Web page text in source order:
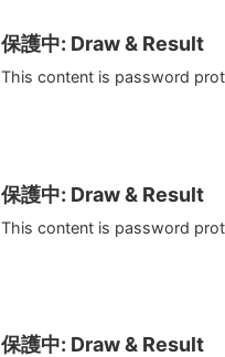
保護中: Draw & Result
This content is password
保護中: Draw & Result
This content is password
保護中: Draw & Result